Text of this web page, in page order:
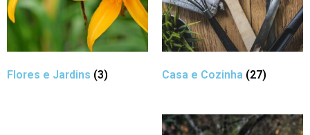
Flores e Jardins (3) Casa e Cozinha (27)